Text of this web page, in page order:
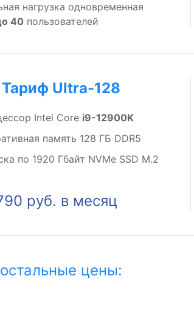
нагрузка одновременная
40 пользователей
Тариф Ultra-128
Intel Core i9-12900K
память 128 ГБ DDR5
по 1920 Гбайт NVMe SSD M.2
руб. в месяц
остальные цены: